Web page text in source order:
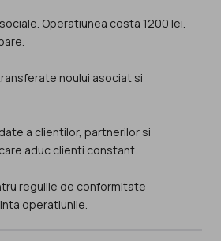
Operatiunea costa 1200 lei.
noului asociat si
a clientilor, partnerilor si
aduc clienti constant.
regulile de conformitate
operatiunile.